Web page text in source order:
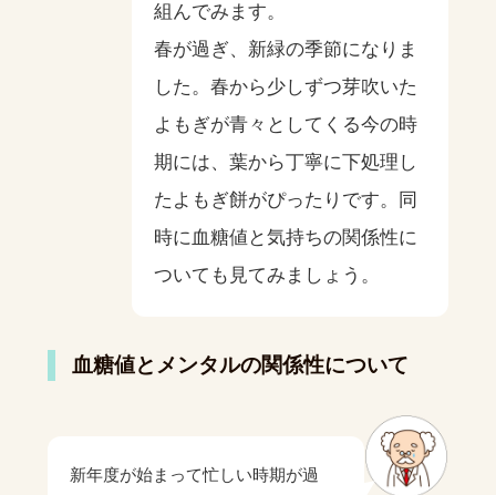
組んでみます。
春が過ぎ、新緑の季節になりま
した。春から少しずつ芽吹いた
よもぎが青々としてくる今の時
期には、葉から丁寧に下処理し
たよもぎ餅がぴったりです。同
時に血糖値と気持ちの関係性に
ついても見てみましょう。
血糖値とメンタルの関係性について
新年度が始まって忙しい時期が過